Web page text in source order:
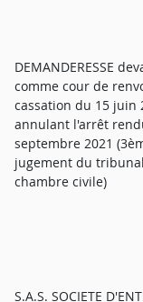
DEMANDERESSE
comme cour de
cassation du 15 juin
annulant l'arrêt
septembre 2021
jugement du
chambre civile)
S.A.S. SOCIETE